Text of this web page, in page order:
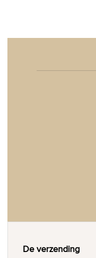
De verzending